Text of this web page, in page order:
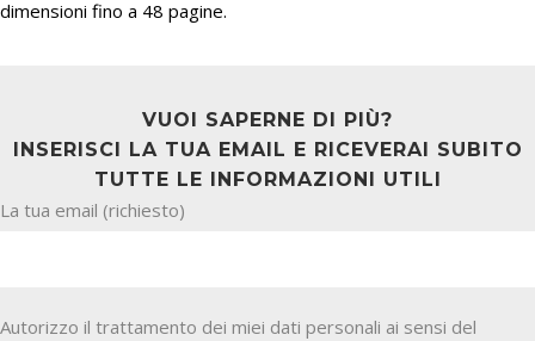
dimensioni fino a 48 pagine.
VUOI SAPERNE DI PIÙ?
INSERISCI LA TUA EMAIL E RICEVERAI SUBITO
TUTTE LE INFORMAZIONI UTILI
La tua email (richiesto)
Autorizzo il trattamento dei miei dati personali ai sensi del